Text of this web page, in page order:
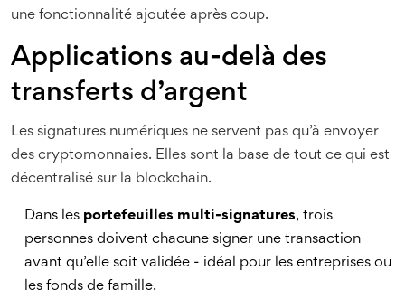
une fonctionnalité ajoutée après coup.
Applications au-delà des
transferts d’argent
Les signatures numériques ne servent pas qu’à envoyer
des cryptomonnaies. Elles sont la base de tout ce qui est
décentralisé sur la blockchain.
Dans les portefeuilles multi-signatures, trois
personnes doivent chacune signer une transaction
avant qu’elle soit validée - idéal pour les entreprises ou
les fonds de famille.